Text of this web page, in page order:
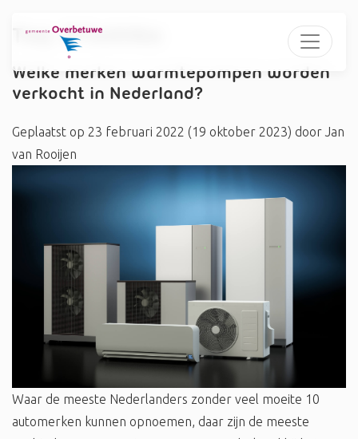
Tag:#Toshiba
Welke merken warmtepompen worden
verkocht in Nederland?
Geplaatst op 23 februari 2022 (19 oktober 2023) door Jan
van Rooijen
Waar de meeste Nederlanders zonder veel moeite 10
automerken kunnen opnoemen, daar zijn de meeste